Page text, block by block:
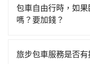
200倍。縱使幸運攔
機不按表收費，看乘
預約包車，不僅每人
難度是台北或新北的
路返回，東琉線交通
採現場議價，建議
編號後，隨即會在手
信，如此就完成預約
成預約，越早下訂價
車、私家車或野雞車
警察臨檢並趕下車，
風險。而tripool雇用
包車自由行時，如
嗎？要加錢？
旅步可能會根據行經
旅步包車服務是否